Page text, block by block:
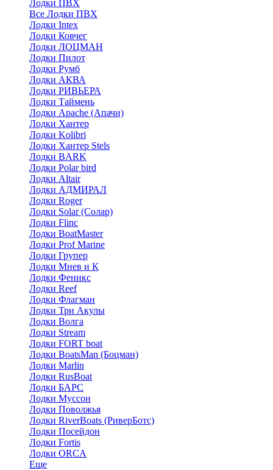
Лодки ПВХ
Все Лодки ПВХ
Лодки Intex
Лодки Ковчег
Лодки ЛОЦМАН
Лодки Пилот
Лодки Румб
Лодки АКВА
Лодки РИВЬЕРА
Лодки Таймень
Лодки Apache (Апачи)
Лодки Хантер
Лодки Kolibri
Лодки Хантер Stels
Лодки BARK
Лодки Polar bird
Лодки Altair
Лодки АДМИРАЛ
Лодки Roger
Лодки Solar (Солар)
Лодки Flinc
Лодки BoatMaster
Лодки Prof Marine
Лодки Групер
Лодки Мнев и К
Лодки Феникс
Лодки Reef
Лодки Флагман
Лодки Три Акулы
Лодки Волга
Лодки Stream
Лодки FORT boat
Лодки BoatsMan (Боцман)
Лодки Marlin
Лодки RusBoat
Лодки БАРС
Лодки Муссон
Лодки Поволжья
Лодки RiverBoats (РиверБотс)
Лодки Посейдон
Лодки Fortis
Лодки ORCA
Еще